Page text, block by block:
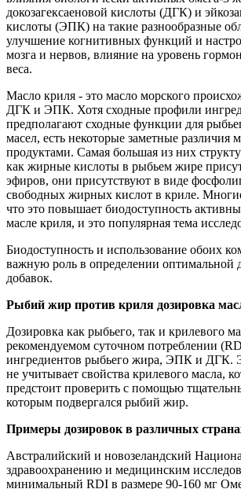
докозагексаеновой кислоты (ДГК) и
кислоты (ЭПК) на такие разнообразные
улучшение когнитивных функций и
мозга и нервов, влияние на уровень
веса.
Масло криля - это масло морского
ДГК и ЭПК. Хотя сходные профили
предполагают сходные функции для
масел, есть некоторые заметные различия
продуктами. Самая большая из них
как жирные кислоты в рыбьем жире
эфиров, они присутствуют в виде
свободных жирных кислот в криле.
что это повышает биодоступность
масле криля, и это популярная тема
Биодоступность и использование обоих
важную роль в определении оптимальной
добавок.
Рыбий жир против криля дозировка
Дозировка как рыбьего, так и крилевого
рекомендуемом суточном потреблении
ингредиентов рыбьего жира, ЭПК и ДГК.
не учитывает свойства крилевого масла,
предстоит проверить с помощью
которым подвергался рыбий жир.
Примеры дозировок в различных
Австралийский и новозеландский
здравоохранению и медицинским
минимальный RDI в размере 90-160 мг